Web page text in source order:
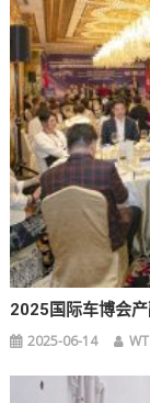
2025国际车博会
2025-06-14